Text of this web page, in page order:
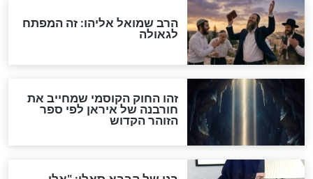
"לפני הגאולה תהיה אפיקורסות
והכחשה גדולה מאוד של
האמונה"
האם לאחר בוא המשיח יהיה
אפשר לחזור בתשובה?